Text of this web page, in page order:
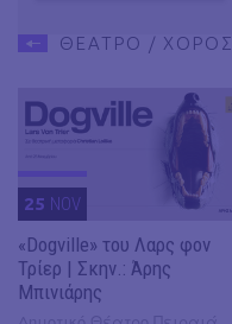
ΘΕΑΤΡΟ / ΧΟΡΟΣ
25 NOV
«Dogville» του Λαρς φον
Τρίερ | Σκην.: Άρης
Μπινιάρης